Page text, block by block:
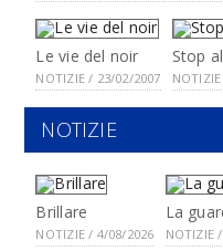
Le vie del noir
NOTIZIE / 23/02/2007
Stop
NOTIZIE
Brillare
NOTIZIE / 4/08/2026
La
NOTIZIE